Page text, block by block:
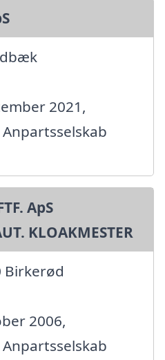
2021,
ApS
KLOAKMESTER
Birkerød
2006,